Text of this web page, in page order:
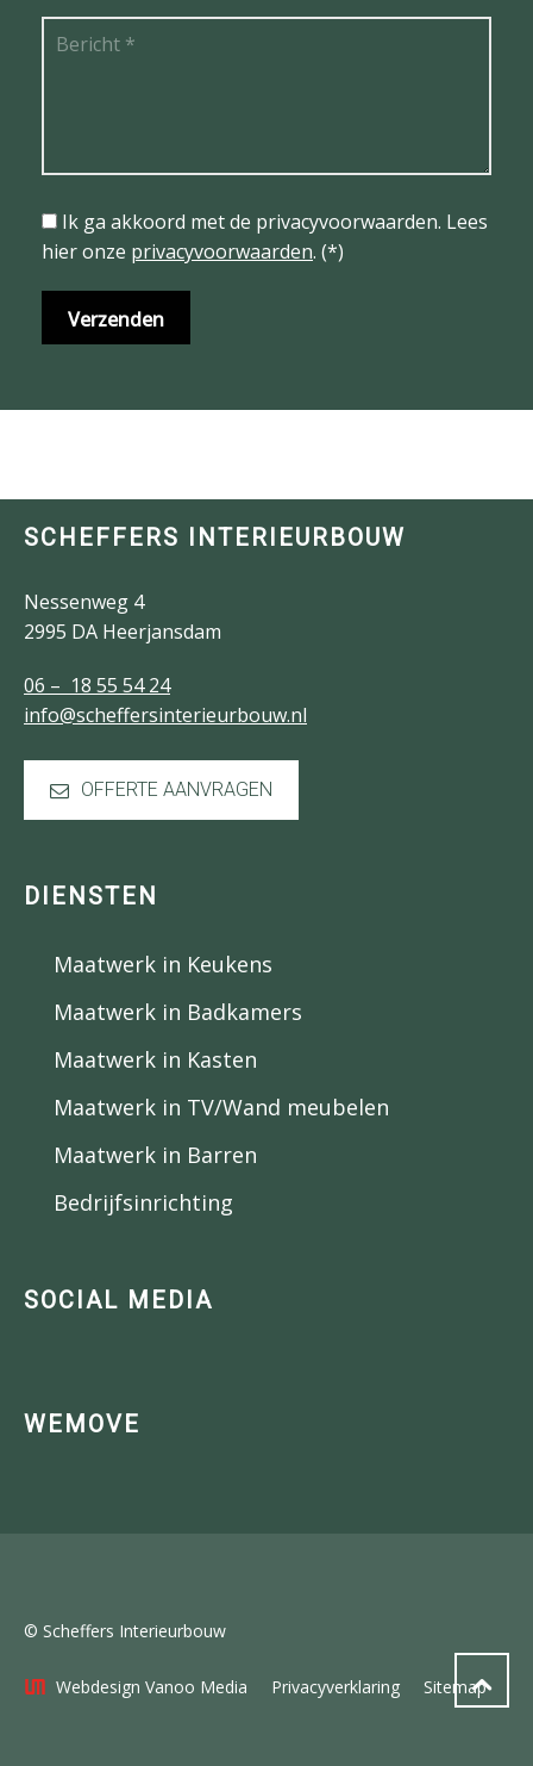
Ik ga akkoord met de privacyvoorwaarden. Lees
hier onze privacyvoorwaarden. (*)
SCHEFFERS INTERIEURBOUW
Nessenweg 4
2995 DA Heerjansdam
06 – 18 55 54 24
info@scheffersinterieurbouw.nl
OFFERTE AANVRAGEN
DIENSTEN
Maatwerk in Keukens
Maatwerk in Badkamers
Maatwerk in Kasten
Maatwerk in TV/Wand meubelen
Maatwerk in Barren
Bedrijfsinrichting
SOCIAL MEDIA
WEMOVE
© Scheffers Interieurbouw
Webdesign Vanoo Media Privacyverklaring Sitemap